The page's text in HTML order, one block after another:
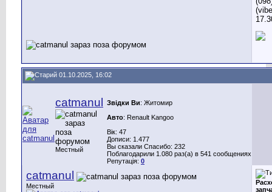
01.10.2025, 16:02
catmanul
Местный
Звідки Ви: Житомир
Авто: Renault Kangoo
Вік: 47
Дописи: 1.477
Вы сказали Спасибо: 232
Поблагодарили 1.080 раз(а) в 541 сообщениях
Репутація: 0
catmanul
Местный